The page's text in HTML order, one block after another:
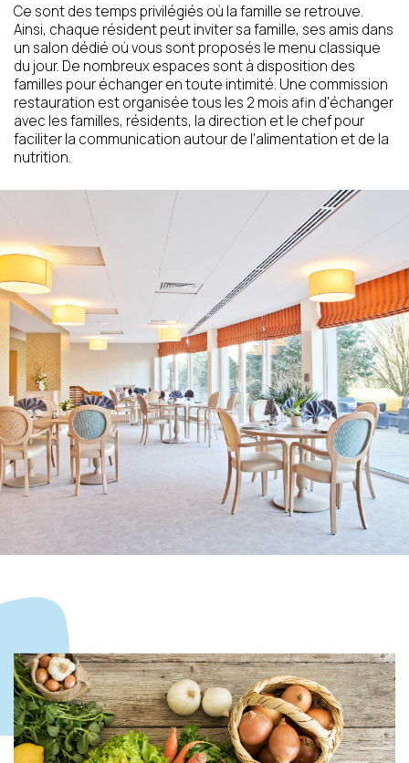
Ce sont des temps privilégiés où la famille se retrouve.
Ainsi, chaque résident peut inviter sa famille, ses amis dans
un salon dédié où vous sont proposés le menu classique
du jour. De nombreux espaces sont à disposition des
familles pour échanger en toute intimité. Une commission
restauration est organisée tous les 2 mois afin d'échanger
avec les familles, résidents, la direction et le chef pour
faciliter la communication autour de l'alimentation et de la
nutrition.